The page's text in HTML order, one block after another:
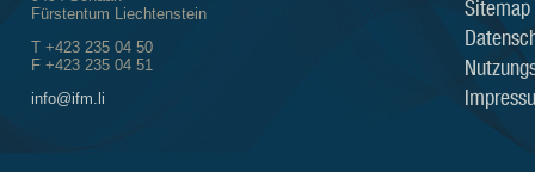
Fürstentum Liechtenstein
T +423 235 04 50
F +423 235 04 51
info@ifm.li
Sitemap